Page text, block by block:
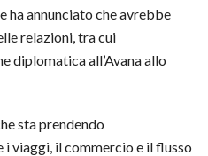
ha annunciato che avrebbe
relazioni, tra cui
diplomatica all’Avana allo
sta prendendo
viaggi, il commercio e il flusso